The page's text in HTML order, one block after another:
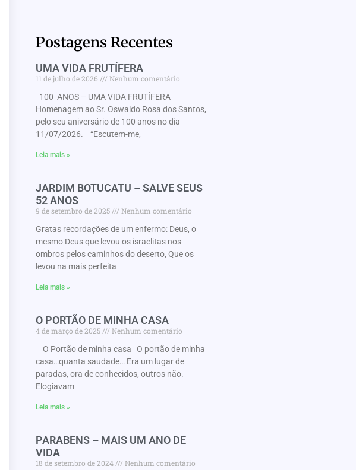
Postagens Recentes
UMA VIDA FRUTÍFERA
11 de julho de 2026
Nenhum comentário
100 ANOS – UMA VIDA FRUTÍFERA
Homenagem ao Sr. Oswaldo Rosa dos Santos,
pelo seu aniversário de 100 anos no dia
11/07/2026. “Escutem-me,
Leia mais »
JARDIM BOTUCATU – SALVE SEUS
52 ANOS
9 de setembro de 2025
Nenhum comentário
Gratas recordações de um enfermo: Deus, o
mesmo Deus que levou os israelitas nos
ombros pelos caminhos do deserto, Que os
levou na mais perfeita
Leia mais »
O PORTÃO DE MINHA CASA
4 de março de 2025
Nenhum comentário
O Portão de minha casa O portão de minha
casa…quanta saudade… Era um lugar de
paradas, ora de conhecidos, outros não.
Elogiavam
Leia mais »
PARABENS – MAIS UM ANO DE
VIDA
18 de setembro de 2024
Nenhum comentário